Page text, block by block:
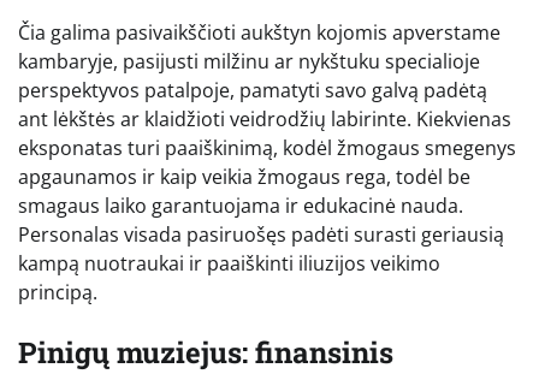
Čia galima pasivaikščioti aukštyn kojomis apverstame
kambaryje, pasijusti milžinu ar nykštuku specialioje
perspektyvos patalpoje, pamatyti savo galvą padėtą
ant lėkštės ar klaidžioti veidrodžių labirinte. Kiekvienas
eksponatas turi paaiškinimą, kodėl žmogaus smegenys
apgaunamos ir kaip veikia žmogaus rega, todėl be
smagaus laiko garantuojama ir edukacinė nauda.
Personalas visada pasiruošęs padėti surasti geriausią
kampą nuotraukai ir paaiškinti iliuzijos veikimo
principą.
Pinigų muziejus: finansinis